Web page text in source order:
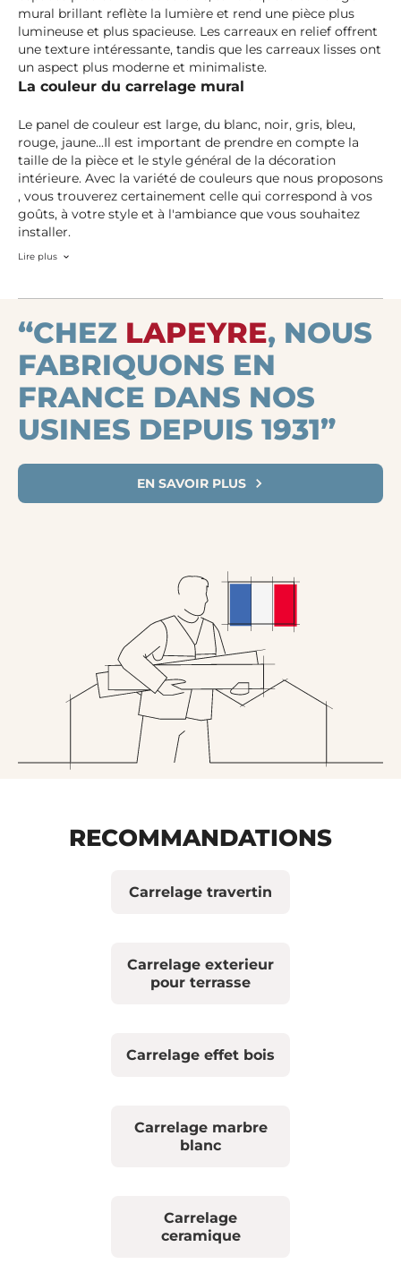
mural brillant reflète la lumière et rend une pièce plus
lumineuse et plus spacieuse. Les carreaux en relief offrent
une texture intéressante, tandis que les carreaux lisses ont
un aspect plus moderne et minimaliste.
La couleur du carrelage mural
Le panel de couleur est large, du blanc, noir, gris, bleu,
rouge, jaune...Il est important de prendre en compte la
taille de la pièce et le style général de la décoration
intérieure. Avec la variété de couleurs que nous proposons
, vous trouverez certainement celle qui correspond à vos
goûts, à votre style et à l'ambiance que vous souhaitez
installer.
Lire plus
“CHEZ LAPEYRE, NOUS
FABRIQUONS EN
FRANCE DANS NOS
USINES DEPUIS 1931”
EN SAVOIR PLUS
RECOMMANDATIONS
Carrelage travertin
Carrelage exterieur
pour terrasse
Carrelage effet bois
Carrelage marbre
blanc
Carrelage
ceramique